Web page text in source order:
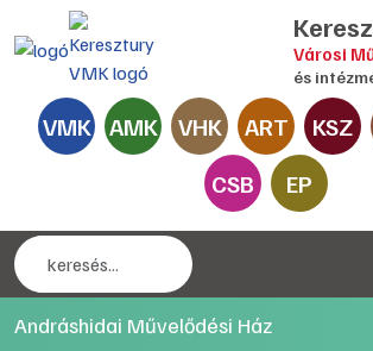
Városi
és
VMK AMK VHK ART KSZ
CSB
EP
Andráshidai Művelődési Ház